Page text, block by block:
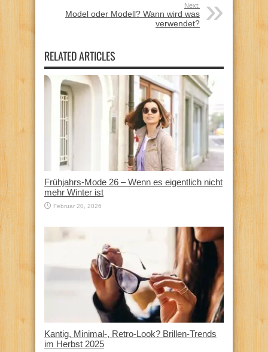
Next:
Model oder Modell? Wann wird was
verwendet?
RELATED ARTICLES
Frühjahrs-Mode 26 – Wenn es eigentlich nicht
mehr Winter ist
Februar 20, 2026
Kantig, Minimal-, Retro-Look? Brillen-Trends
im Herbst 2025